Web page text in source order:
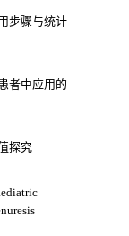
步骤与统计
者中应用的
探究